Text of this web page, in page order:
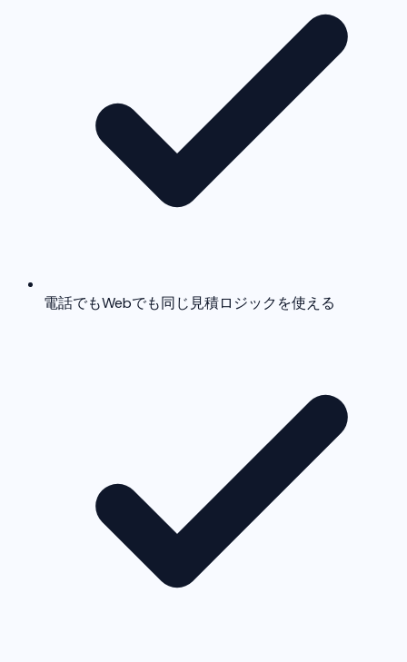
電話でもWebでも同じ見積ロジックを使える